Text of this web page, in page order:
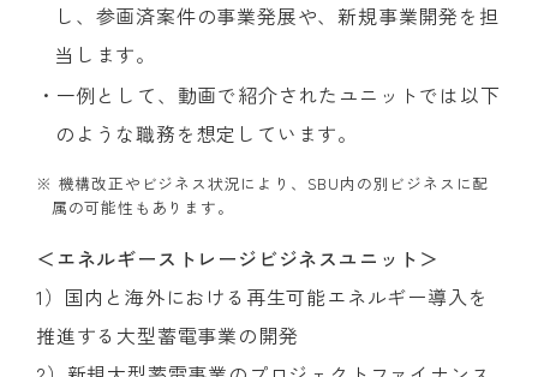
し、参画済案件の事業発展や、新規事業開発を担
当します。
・一例として、動画で紹介されたユニットでは以下
のような職務を想定しています。
※ 機構改正やビジネス状況により、SBU内の別ビジネスに配
属の可能性もあります。
＜エネルギーストレージビジネスユニット＞
1）国内と海外における再生可能エネルギー導入を
推進する大型蓄電事業の開発